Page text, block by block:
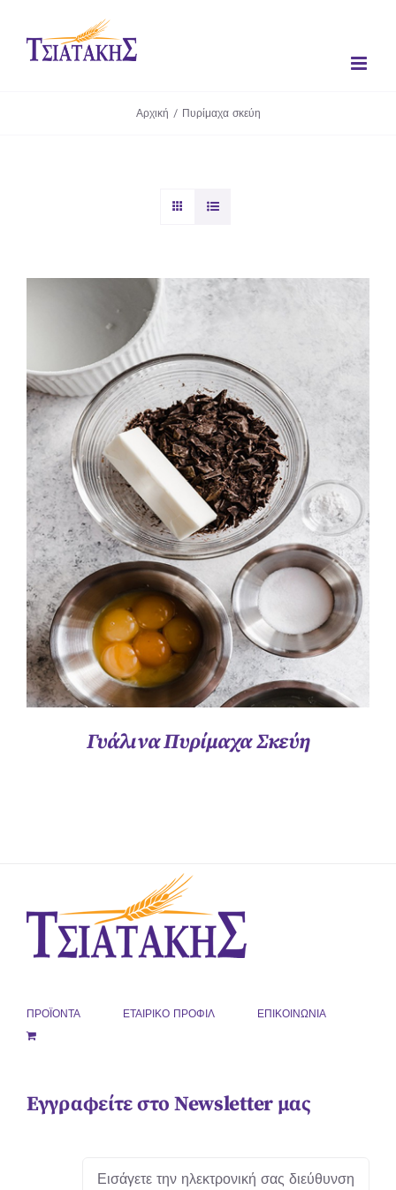
περιεχόμενο
Αρχική / Πυρίμαχα σκεύη
ΛΕΠΤΟΜΈΡΕΙΕΣ
Γυάλινα Πυρίμαχα Σκεύη
ΠΡΟΪΟΝΤΑ ΕΤΑΙΡΙΚΟ ΠΡΟΦΙΛ ΕΠΙΚΟΙΝΩΝΙΑ
Εγγραφείτε στο Newsletter μας